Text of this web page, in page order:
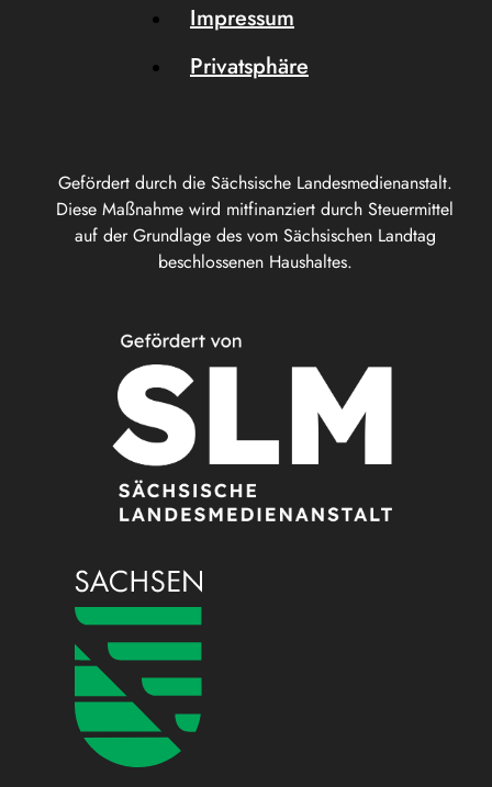
Gefördert durch die Sächsische Landesmedienanstalt.
Diese Maßnahme wird mitfinanziert durch Steuermittel
auf der Grundlage des vom Sächsischen Landtag
beschlossenen Haushaltes.
Impressum
Privatsphäre